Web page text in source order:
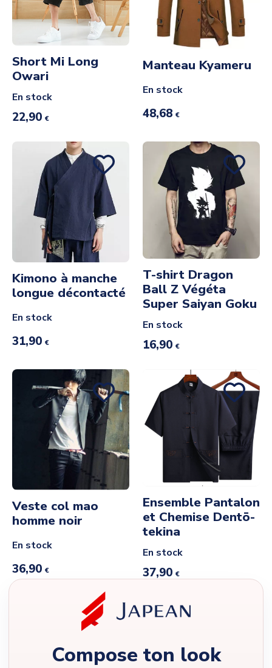
Short Mi Long
Owari
En stock
22,90 €
Manteau Kyameru
En stock
48,68 €
Kimono à manche
longue décontacté
En stock
31,90 €
T-shirt Dragon
Ball Z Végéta
Super Saiyan Goku
En stock
16,90 €
Veste col mao
homme noir
En stock
36,90 €
Ensemble Pantalon
et Chemise Dentō-
tekina
En stock
37,90 €
Compose ton look